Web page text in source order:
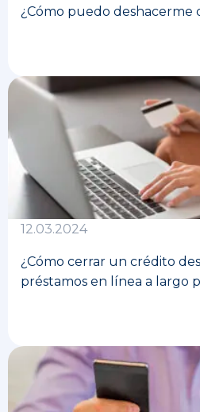
¿Cómo puedo deshacerme
12.03.2024
¿Cómo cerrar un crédito
préstamos en línea a largo